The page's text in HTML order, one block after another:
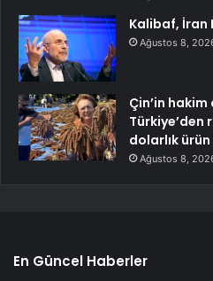
Kalibaf, İran
Ağustos 8,
Çin’in
Türkiye’den
dolarlık
Ağustos 8,
En Güncel Haberler